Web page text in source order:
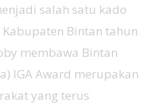
salah satu kado
Bintan tahun
membawa Bintan
IGA Award merupakan
yang terus